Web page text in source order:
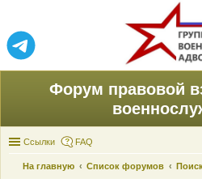
Форум правовой
Ссылки FAQ
На главную Список форумов